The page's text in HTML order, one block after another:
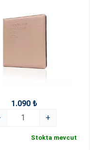
1.090 ₺
+
Stokta mevcut